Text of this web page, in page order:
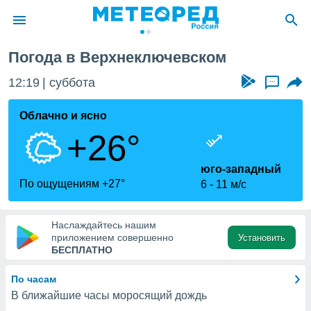
о
Вы можете
к этому
доступ
Погода в Верхнеключевском
12:19 суббота ...
Облачно и ясно
+26°
По ощущениям +27°
юго-западный
6
11 м/с
Наслаждайтесь нашим
приложением совершенно
БЕСПЛАТНО
Установить
По часам
В ближайшие часы моросящий дождь